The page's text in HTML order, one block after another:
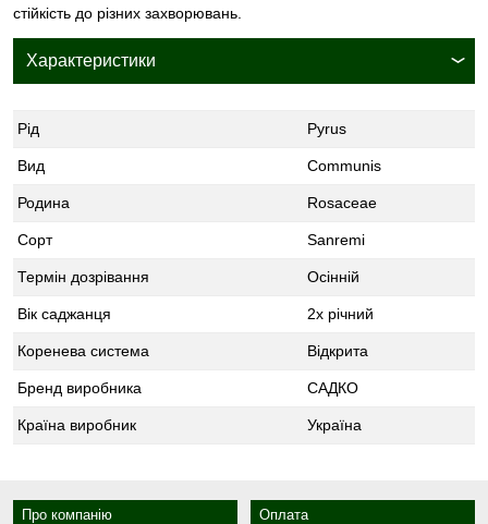
стійкість до різних захворювань.
Характеристики
Рід Pyrus
Вид Communis
Родина Rosaceae
Сорт Sanremi
Термін дозрівання Осінній
Вік саджанця 2х річний
Коренева система Відкрита
Бренд виробника САДКО
Країна виробник Україна
Про компанію Оплата